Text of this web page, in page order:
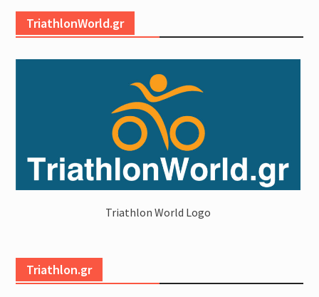
TriathlonWorld.gr
Triathlon World Logo
Triathlon.gr